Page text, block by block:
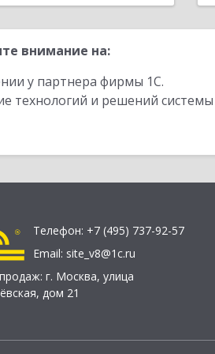
внимание на:
у партнера фирмы 1С.
технологий и решений
Телефон: +7 (495) 737-92-57
Email: site_v8@1c.ru
г. Москва, улица
дом 21